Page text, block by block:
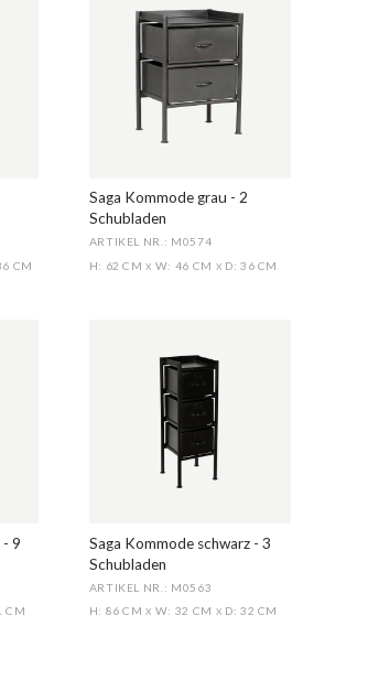
CM
Saga Kommode grau - 2
Schubladen
ARTIKEL NR.: M0574
H: 62 CMX W: 46 CM X D: 36 CM
- 9
CM
Saga Kommode schwarz - 3
Schubladen
ARTIKEL NR.: M0563
H: 86 CMX W: 32 CM X D: 32 CM